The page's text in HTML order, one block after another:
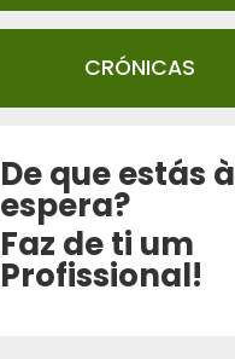
CRÓNICAS
De que estás à
espera?
Faz de ti um
Profissional!